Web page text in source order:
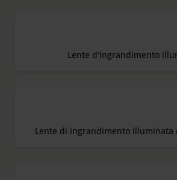
Lente d'ingrandimento
Lente di ingrandimento illuminata